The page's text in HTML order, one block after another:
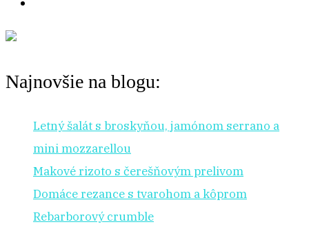
Najnovšie na blogu:
Letný šalát s broskyňou, jamónom serrano a
mini mozzarellou
Makové rizoto s čerešňovým prelivom
Domáce rezance s tvarohom a kôprom
Rebarborový crumble